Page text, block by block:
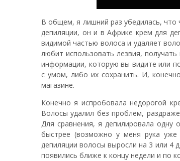
В общем, я лишний раз убедилась, что
депиляции, он и в Африке крем для
видимой частью волоса и удаляет
любит использовать лезвия,
информации, которую вы видите или
с умом, либо их сохранить. И,
магазине.
Конечно я испробовала недорогой
Волосы удалил без проблем,
Для сравнения, я депилировала
быстрее (возможно у меня рука
депиляции волосы выросли на 3 или 4
появились ближе к концу недели и по